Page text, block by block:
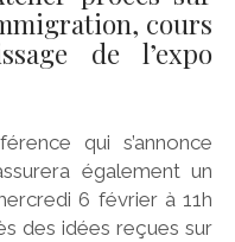
cours
de l’expo
qui s’annonce
également un
6 février à 11h
des idées reçues sur